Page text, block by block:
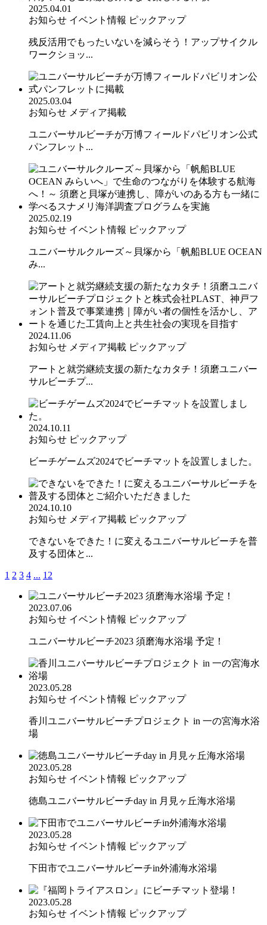
2025.04.01
お知らせ イベント情報 ピックアップ
残反活用でもったいないを減らそう！アップサイクル
ワークショッ...
2025.03.04
お知らせ メディア掲載
ユニバーサルビーチが万博フィールドパビリオン公式
パンフレット...
2025.02.19
お知らせ イベント情報 ピックアップ
ユニバーサルクルーズ～貝塚から「帆船BLUE OCEAN
み...
2024.11.06
お知らせ メディア掲載 ピックアップ
アートと就労継続支援の新たなカタチ！須磨ユニバー
サルビーチプ...
2024.10.11
お知らせ ピックアップ
ビーチゲームズ2024でビーチマットを設置しました。
2024.10.10
お知らせ メディア掲載 ピックアップ
できないをできた！に変えるユニバーサルビーチを普
及する団体と...
1 2 3 4 ... 12
2023.07.06
お知らせ イベント情報 ピックアップ
ユニバーサルビーチ2023 須磨海水浴場 予定！
2023.05.28
お知らせ イベント情報 ピックアップ
香川ユニバーサルビーチプロジェクト in 一の宮海水浴
場
2023.05.28
お知らせ イベント情報 ピックアップ
徳島ユニバーサルビーチday in 月見ヶ丘海水浴場
2023.05.28
お知らせ イベント情報 ピックアップ
下田市でユニバーサルビーチin外浦海水浴場
2023.05.28
お知らせ イベント情報 ピックアップ